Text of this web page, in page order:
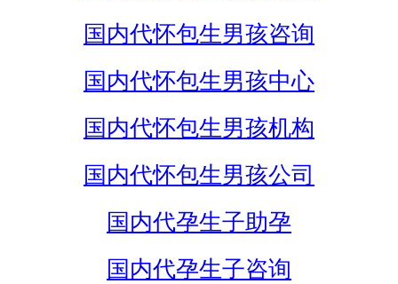
国内代怀包生男孩咨询
国内代怀包生男孩中心
国内代怀包生男孩机构
国内代怀包生男孩公司
国内代孕生子助孕
国内代孕生子咨询